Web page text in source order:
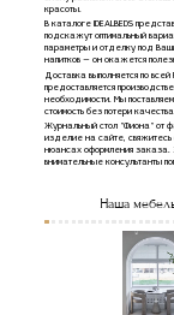
красоты.
В каталоге IDEALBEDS
подскажут оптимальный
параметры и отделку под
напитков — он окажется
Доставка выполняется по
предоставляется
необходимости. Мы
стоимость без потери
Журнальный стол "Фиона" от
изделие на сайте,
нюансах оформления заказа.
внимательные консультанты
Наша